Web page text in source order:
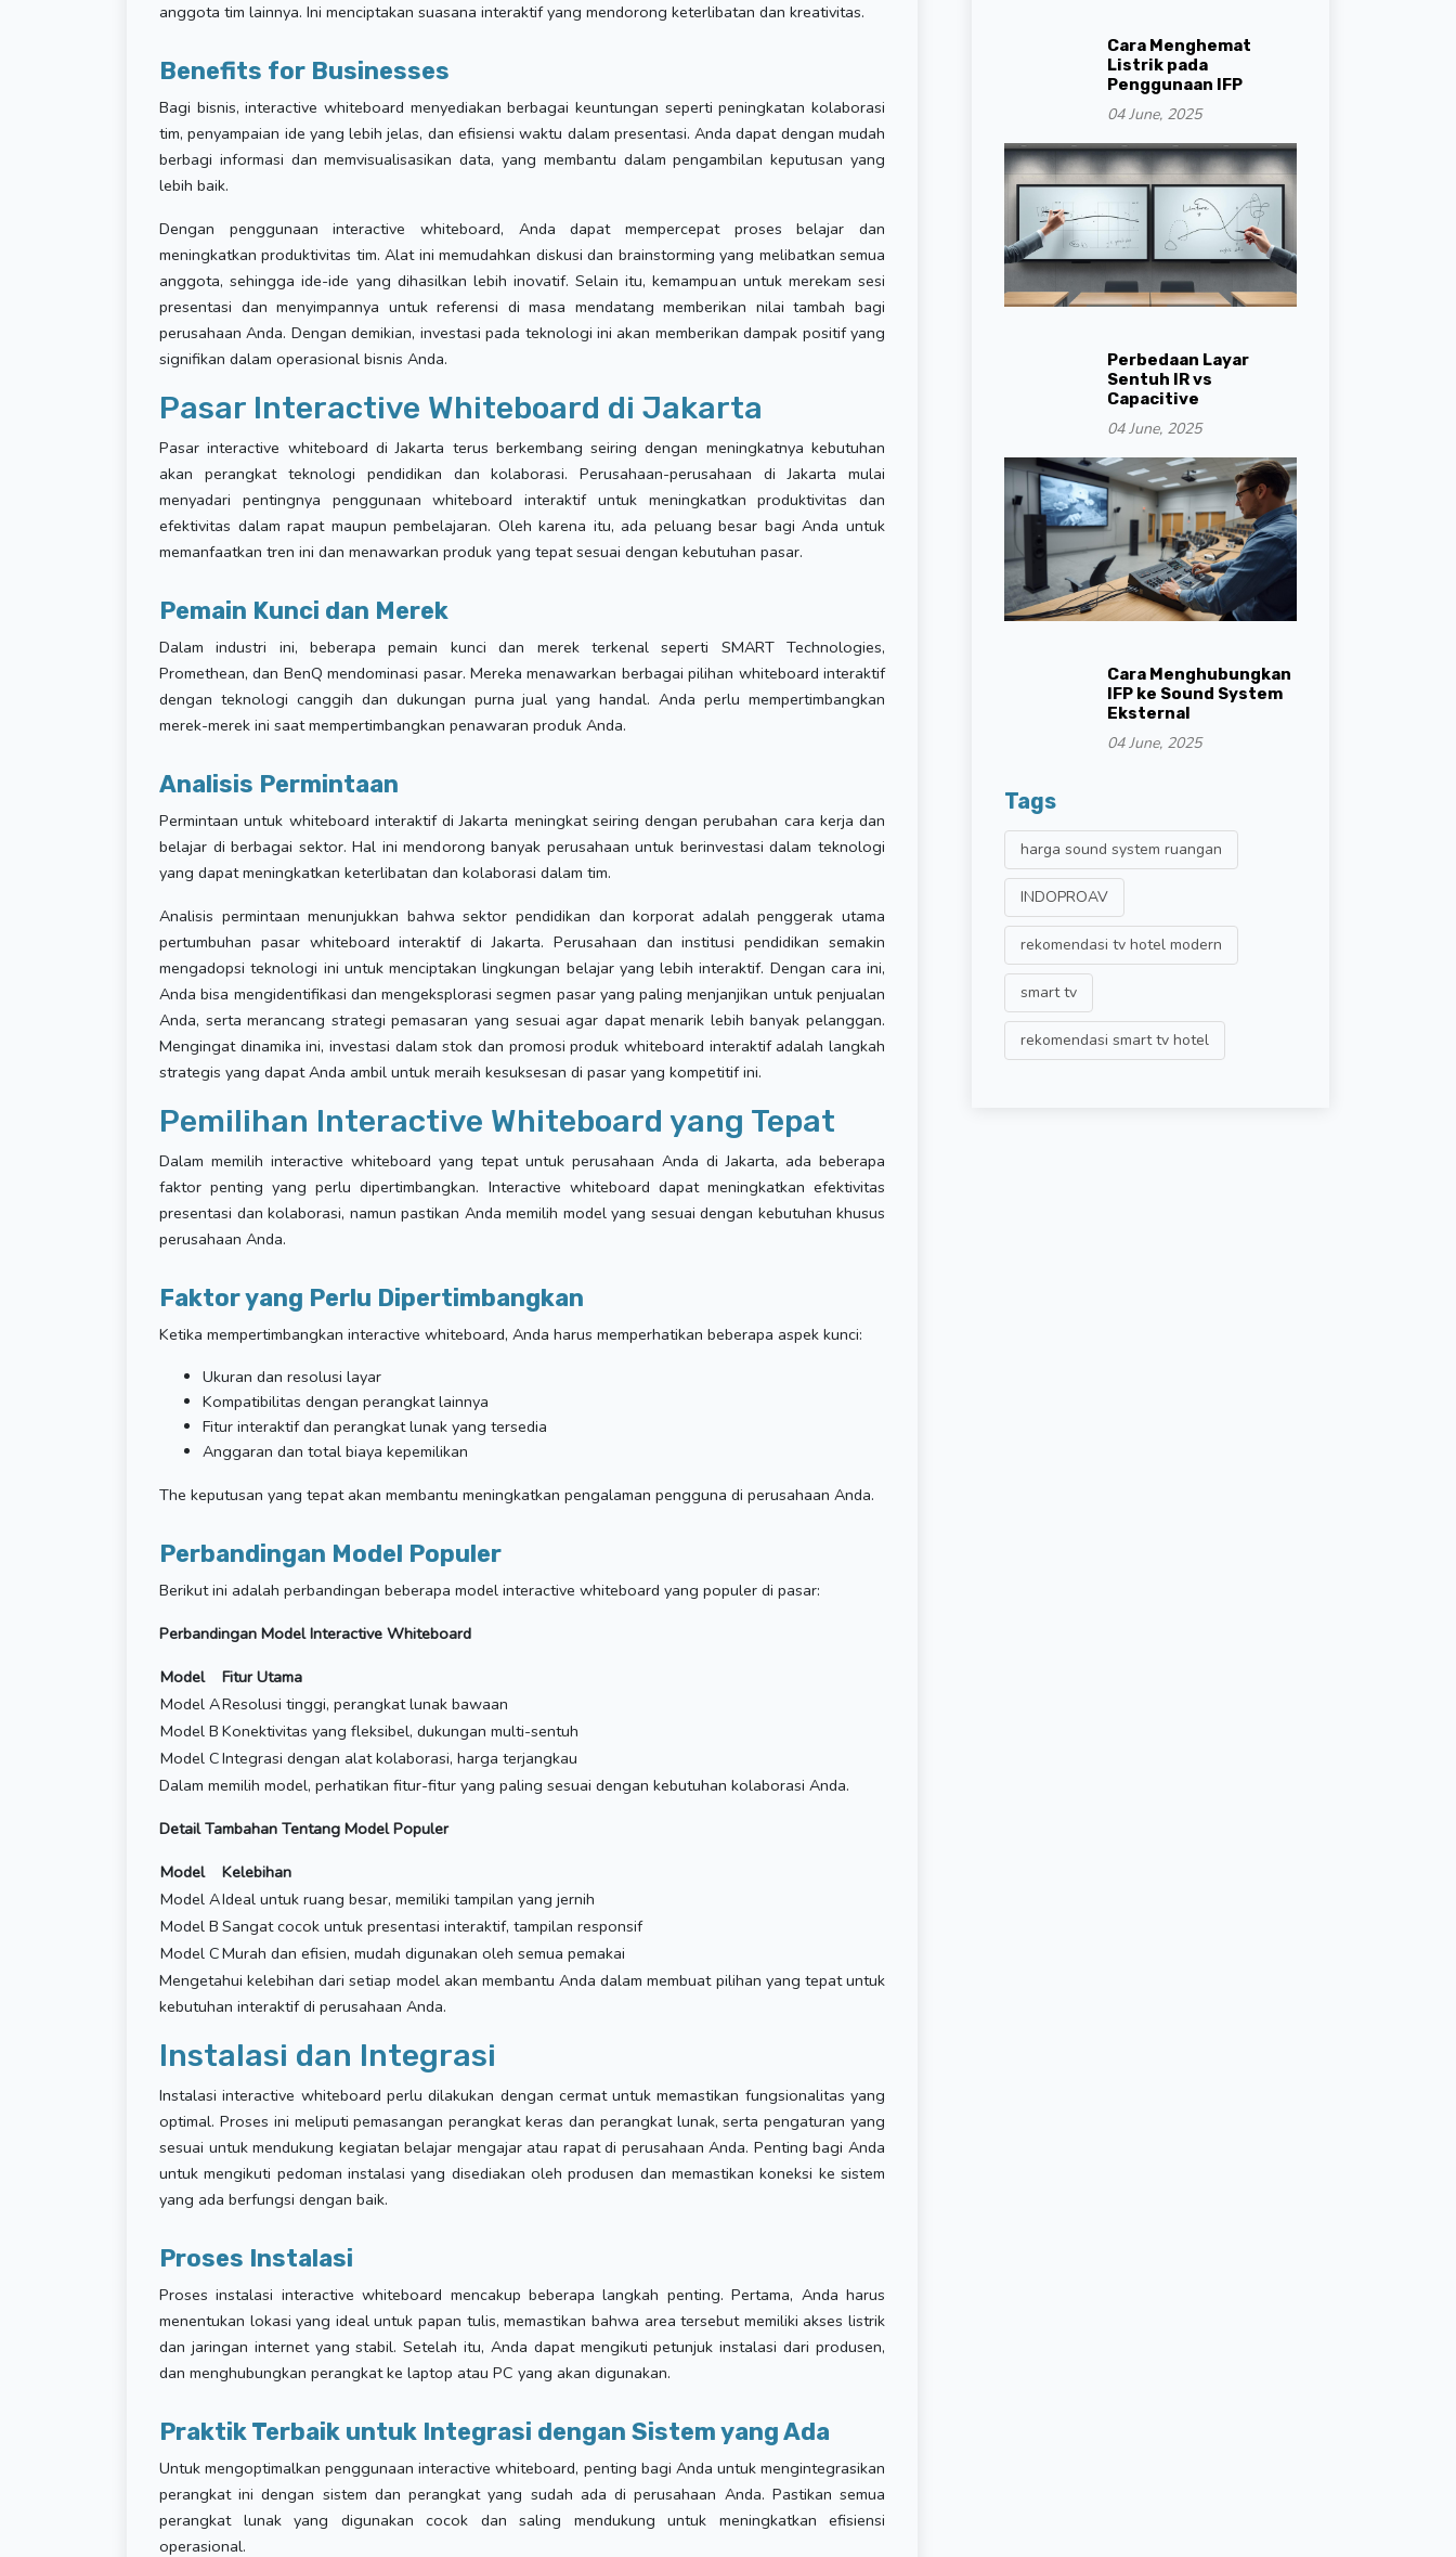
anggota tim lainnya. Ini menciptakan suasana interaktif yang mendorong keterlibatan dan kreativitas.
Benefits for Businesses
Bagi bisnis, interactive whiteboard menyediakan berbagai keuntungan seperti peningkatan kolaborasi
tim, penyampaian ide yang lebih jelas, dan efisiensi waktu dalam presentasi. Anda dapat dengan mudah
berbagi informasi dan memvisualisasikan data, yang membantu dalam pengambilan keputusan yang
lebih baik.
Dengan penggunaan interactive whiteboard, Anda dapat mempercepat proses belajar dan
meningkatkan produktivitas tim. Alat ini memudahkan diskusi dan brainstorming yang melibatkan semua
anggota, sehingga ide-ide yang dihasilkan lebih inovatif. Selain itu, kemampuan untuk merekam sesi
presentasi dan menyimpannya untuk referensi di masa mendatang memberikan nilai tambah bagi
perusahaan Anda. Dengan demikian, investasi pada teknologi ini akan memberikan dampak positif yang
signifikan dalam operasional bisnis Anda.
Pasar Interactive Whiteboard di Jakarta
Pasar interactive whiteboard di Jakarta terus berkembang seiring dengan meningkatnya kebutuhan
akan perangkat teknologi pendidikan dan kolaborasi. Perusahaan-perusahaan di Jakarta mulai
menyadari pentingnya penggunaan whiteboard interaktif untuk meningkatkan produktivitas dan
efektivitas dalam rapat maupun pembelajaran. Oleh karena itu, ada peluang besar bagi Anda untuk
memanfaatkan tren ini dan menawarkan produk yang tepat sesuai dengan kebutuhan pasar.
Pemain Kunci dan Merek
Dalam industri ini, beberapa pemain kunci dan merek terkenal seperti SMART Technologies,
Promethean, dan BenQ mendominasi pasar. Mereka menawarkan berbagai pilihan whiteboard interaktif
dengan teknologi canggih dan dukungan purna jual yang handal. Anda perlu mempertimbangkan
merek-merek ini saat mempertimbangkan penawaran produk Anda.
Analisis Permintaan
Permintaan untuk whiteboard interaktif di Jakarta meningkat seiring dengan perubahan cara kerja dan
belajar di berbagai sektor. Hal ini mendorong banyak perusahaan untuk berinvestasi dalam teknologi
yang dapat meningkatkan keterlibatan dan kolaborasi dalam tim.
Analisis permintaan menunjukkan bahwa sektor pendidikan dan korporat adalah penggerak utama
pertumbuhan pasar whiteboard interaktif di Jakarta. Perusahaan dan institusi pendidikan semakin
mengadopsi teknologi ini untuk menciptakan lingkungan belajar yang lebih interaktif. Dengan cara ini,
Anda bisa mengidentifikasi dan mengeksplorasi segmen pasar yang paling menjanjikan untuk penjualan
Anda, serta merancang strategi pemasaran yang sesuai agar dapat menarik lebih banyak pelanggan.
Mengingat dinamika ini, investasi dalam stok dan promosi produk whiteboard interaktif adalah langkah
strategis yang dapat Anda ambil untuk meraih kesuksesan di pasar yang kompetitif ini.
Pemilihan Interactive Whiteboard yang Tepat
Dalam memilih interactive whiteboard yang tepat untuk perusahaan Anda di Jakarta, ada beberapa
faktor penting yang perlu dipertimbangkan. Interactive whiteboard dapat meningkatkan efektivitas
presentasi dan kolaborasi, namun pastikan Anda memilih model yang sesuai dengan kebutuhan khusus
perusahaan Anda.
Faktor yang Perlu Dipertimbangkan
Ketika mempertimbangkan interactive whiteboard, Anda harus memperhatikan beberapa aspek kunci:
Ukuran dan resolusi layar
Kompatibilitas dengan perangkat lainnya
Fitur interaktif dan perangkat lunak yang tersedia
Anggaran dan total biaya kepemilikan
The keputusan yang tepat akan membantu meningkatkan pengalaman pengguna di perusahaan Anda.
Perbandingan Model Populer
Berikut ini adalah perbandingan beberapa model interactive whiteboard yang populer di pasar:
Perbandingan Model Interactive Whiteboard
Model
Fitur Utama
Model AResolusi tinggi, perangkat lunak bawaan
Model B Konektivitas yang fleksibel, dukungan multi-sentuh
Model CIntegrasi dengan alat kolaborasi, harga terjangkau
Dalam memilih model, perhatikan fitur-fitur yang paling sesuai dengan kebutuhan kolaborasi Anda.
Detail Tambahan Tentang Model Populer
Model
Kelebihan
Model AIdeal untuk ruang besar, memiliki tampilan yang jernih
Model B Sangat cocok untuk presentasi interaktif, tampilan responsif
Model CMurah dan efisien, mudah digunakan oleh semua pemakai
Mengetahui kelebihan dari setiap model akan membantu Anda dalam membuat pilihan yang tepat untuk
kebutuhan interaktif di perusahaan Anda.
Instalasi dan Integrasi
Instalasi interactive whiteboard perlu dilakukan dengan cermat untuk memastikan fungsionalitas yang
optimal. Proses ini meliputi pemasangan perangkat keras dan perangkat lunak, serta pengaturan yang
sesuai untuk mendukung kegiatan belajar mengajar atau rapat di perusahaan Anda. Penting bagi Anda
untuk mengikuti pedoman instalasi yang disediakan oleh produsen dan memastikan koneksi ke sistem
yang ada berfungsi dengan baik.
Proses Instalasi
Proses instalasi interactive whiteboard mencakup beberapa langkah penting. Pertama, Anda harus
menentukan lokasi yang ideal untuk papan tulis, memastikan bahwa area tersebut memiliki akses listrik
dan jaringan internet yang stabil. Setelah itu, Anda dapat mengikuti petunjuk instalasi dari produsen,
dan menghubungkan perangkat ke laptop atau PC yang akan digunakan.
Praktik Terbaik untuk Integrasi dengan Sistem yang Ada
Untuk mengoptimalkan penggunaan interactive whiteboard, penting bagi Anda untuk mengintegrasikan
perangkat ini dengan sistem dan perangkat yang sudah ada di perusahaan Anda. Pastikan semua
perangkat lunak yang digunakan cocok dan saling mendukung untuk meningkatkan efisiensi
operasional.
Cara Menghemat
Listrik pada
Penggunaan IFP
04 June, 2025
Perbedaan Layar
Sentuh IR vs
Capacitive
04 June, 2025
Cara Menghubungkan
IFP ke Sound System
Eksternal
04 June, 2025
Tags
harga sound system ruangan
INDOPROAV
rekomendasi tv hotel modern
smart tv
rekomendasi smart tv hotel